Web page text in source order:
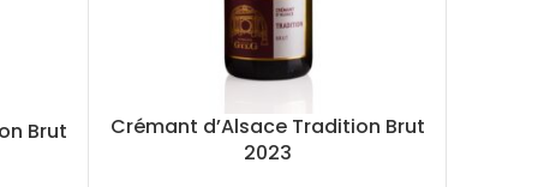
Brut
Crémant d’Alsace Tradition Brut
2023